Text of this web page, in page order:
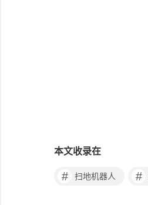
本文收录在
# 扫地机器人 #